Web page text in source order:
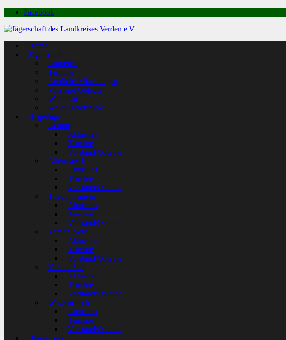
Facebook
Home
Jägerschaft
Aktuelles
Termine
Amtliche Mitteilungen
Vorstand/Obleute
Waidblatt
Waldjugendspiele
Hegeringe
Achim
Aktuelles
Termine
Vorstand/Obleute
Allermarsch
Aktuelles
Termine
Vorstand/Obleute
Thedinghausen
Aktuelles
Termine
Vorstand/Obleute
Verden Nord
Aktuelles
Termine
Vorstand/Obleute
Verden Süd
Aktuelles
Termine
Vorstand/Obleute
Wesermarsch
Aktuelles
Termine
Vorstand/Obleute
Bläsercorps